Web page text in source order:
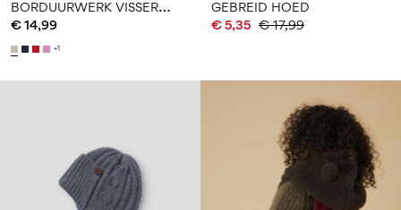
B
ORDUURWERK VISSERSHOED
€ 14,99
+1
GEBREID HOED
€ 5,35 € 17,99